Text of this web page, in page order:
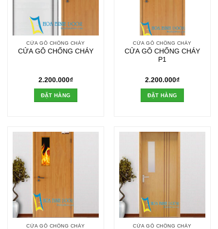
CỬA GỖ CHỐNG CHÁY
CỬA GỖ CHỐNG CHÁY
2.200.000₫
ĐẶT HÀNG
CỬA GỖ CHỐNG CHÁY
CỬA GỖ CHỐNG CHÁY
P1
2.200.000₫
ĐẶT HÀNG
CỬA GỖ CHỐNG CHÁY CỬA GỖ CHỐNG CHÁY